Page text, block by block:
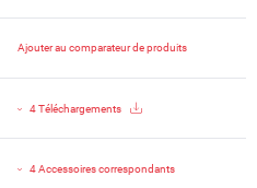
Ajouter au comparateur de produits
4 Téléchargements
4 Accessoires correspondants